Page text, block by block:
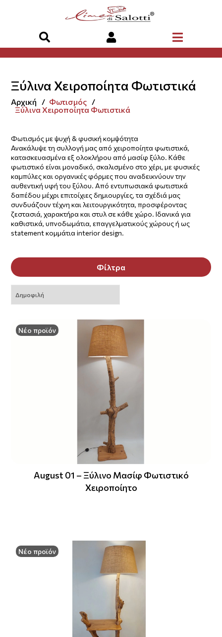
Ξύλινα Χειροποίητα Φωτιστικά
Αρχική
Φωτισμός
Ξύλινα Χειροποίητα Φωτιστικά
Φωτισμός με ψυχή & φυσική κομψότητα
Ανακάλυψε τη συλλογή μας από χειροποίητα φωτιστικά,
κατασκευασμένα εξ ολοκλήρου από μασίφ ξύλο. Κάθε
φωτιστικό είναι μοναδικό, σκαλισμένο στο χέρι, με φυσικές
καμπύλες και οργανικές φόρμες που αναδεικνύουν την
αυθεντική υφή του ξύλου. Από εντυπωσιακά φωτιστικά
δαπέδου μέχρι επιτοίχιες δημιουργίες, τα σχέδιά μας
συνδυάζουν τέχνη και λειτουργικότητα, προσφέροντας
ζεστασιά, χαρακτήρα και στυλ σε κάθε χώρο. Ιδανικά για
καθιστικά, υπνοδωμάτια, επαγγελματικούς χώρους ή ως
statement κομμάτια interior design.
Φίλτρα
Νέο προϊόν
August 01 – Ξύλινο Μασίφ Φωτιστικό
Χειροποίητο
Νέο προϊόν